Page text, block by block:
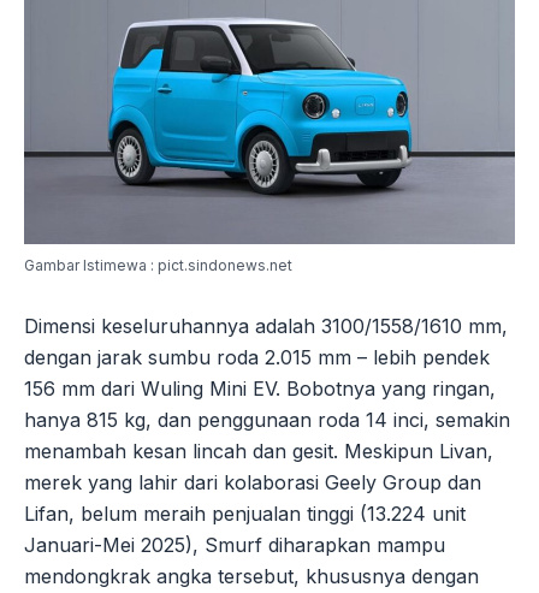
Gambar Istimewa : pict.sindonews.net
Dimensi keseluruhannya adalah 3100/1558/1610 mm,
dengan jarak sumbu roda 2.015 mm – lebih pendek
156 mm dari Wuling Mini EV. Bobotnya yang ringan,
hanya 815 kg, dan penggunaan roda 14 inci, semakin
menambah kesan lincah dan gesit. Meskipun Livan,
merek yang lahir dari kolaborasi Geely Group dan
Lifan, belum meraih penjualan tinggi (13.224 unit
Januari-Mei 2025), Smurf diharapkan mampu
mendongkrak angka tersebut, khususnya dengan